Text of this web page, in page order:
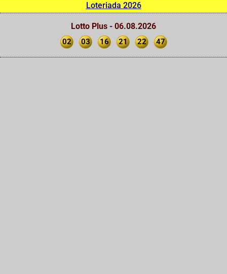
Loteriada 2026
Lotto Plus - 06.08.2026
02 03 16 21 22 47